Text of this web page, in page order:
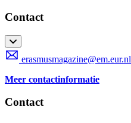
Contact
erasmusmagazine@em.eur.nl
Meer contactinformatie
Contact